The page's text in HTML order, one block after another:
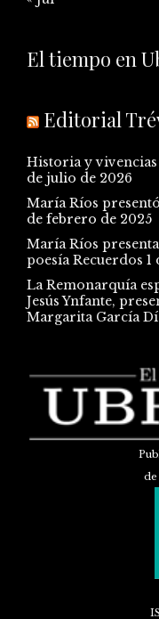
El tiempo en
Editorial
Historia y
de julio de 2026
María Ríos
de febrero de 2025
María Ríos
poesía Recuerdos 1
La Remonarquía
Jesús Ynfante,
Margarita García